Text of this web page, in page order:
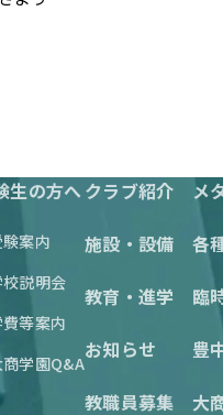
生の方へ
験案内
説明会
等案内
商学園Q&A
クラブ紹介
施設・設備
教育・進学
お知らせ
教職員募集
メ
各
臨
豊
大